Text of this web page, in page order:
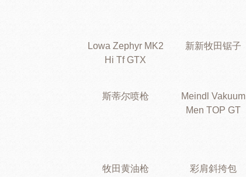
Lowa Zephyr MK2
Hi Tf GTX
新新牧田锯子
斯蒂尔喷枪
Meindl Vakuum
Men TOP GT
牧田黄油枪 彩肩斜挎包